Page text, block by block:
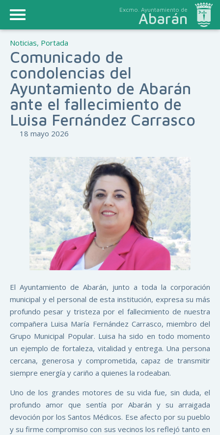
Excmo. Ayuntamiento de
Abarán
Noticias, Portada
Comunicado de
condolencias del
Ayuntamiento de Abarán
ante el fallecimiento de
Luisa Fernández Carrasco
18 mayo 2026
El Ayuntamiento de Abarán, junto a toda la corporación
municipal y el personal de esta institución, expresa su más
profundo pesar y tristeza por el fallecimiento de nuestra
compañera Luisa María Fernández Carrasco, miembro del
Grupo Municipal Popular. Luisa ha sido en todo momento
un ejemplo de fortaleza, vitalidad y entrega. Una persona
cercana, generosa y comprometida, capaz de transmitir
siempre energía y cariño a quienes la rodeaban.
Uno de los grandes motores de su vida fue, sin duda, el
profundo amor que sentía por Abarán y su arraigada
devoción por los Santos Médicos. Ese afecto por su pueblo
y su firme compromiso con sus vecinos los reflejó tanto en